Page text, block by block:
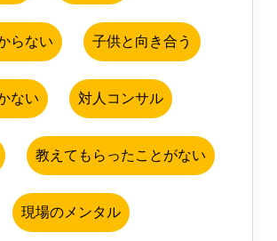
らない 子供と向き合う
ない 対人コンサル
教えてもらったことがない
現場のメンタル